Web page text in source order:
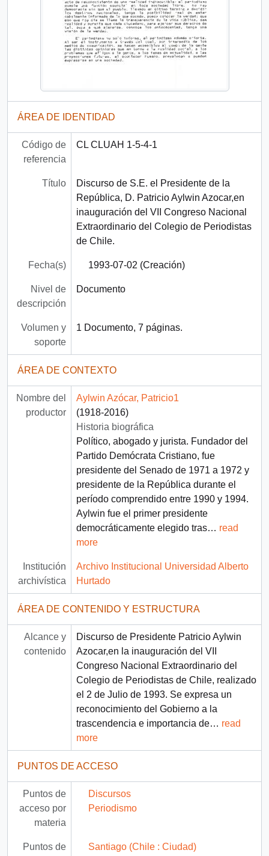
ÁREA DE IDENTIDAD
Código de
referencia
CL CLUAH 1-5-4-1
Título
Discurso de S.E. el Presidente de la
República, D. Patricio Aylwin Azocar,en
inauguración del VII Congreso Nacional
Extraordinario del Colegio de Periodistas
de Chile.
Fecha(s) 1993-07-02 (Creación)
Nivel de
descripción
Documento
Volumen y
soporte
1 Documento, 7 páginas.
ÁREA DE CONTEXTO
Nombre del
productor
Aylwin Azócar, Patricio1
(1918-2016)
Historia biográfica
Político, abogado y jurista. Fundador del
Partido Demócrata Cristiano, fue
presidente del Senado de 1971 a 1972 y
presidente de la República durante el
período comprendido entre 1990 y 1994.
Aylwin fue el primer presidente
democráticamente elegido tras… read
more
Institución
archivística
Archivo Institucional Universidad Alberto
Hurtado
ÁREA DE CONTENIDO Y ESTRUCTURA
Alcance y
contenido
Discurso de Presidente Patricio Aylwin
Azocar,en la inauguración del VII
Congreso Nacional Extraordinario del
Colegio de Periodistas de Chile, realizado
el 2 de Julio de 1993. Se expresa un
reconocimiento del Gobierno a la
trascendencia e importancia de… read
more
PUNTOS DE ACCESO
Puntos de
acceso por
materia
Discursos
Periodismo
Puntos de Santiago (Chile : Ciudad)